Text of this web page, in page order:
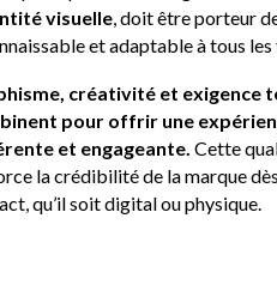
visuelle , doit être porteur
et adaptable à tous les
créativité et exigence
pour offrir une
et engageante. Cette
la crédibilité de la marque
qu’il soit digital ou physique.